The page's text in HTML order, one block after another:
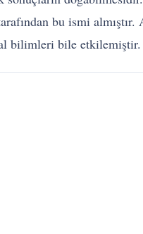
bu ismi
bilimleri bile etkilemiştir.